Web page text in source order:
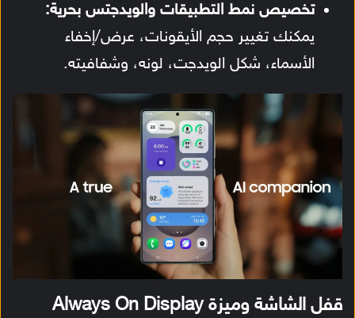
تخصيص نمط التطبيقات والويدجتس بحرية:
يمكنك تغيير حجم الأيقونات، عرض/إخفاء
الأسماء، شكل الويدجت، لونه، وشفافيته.
قفل الشاشة وميزة Always On Display